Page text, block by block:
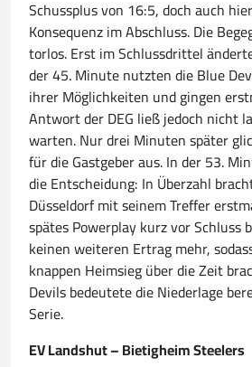
Schussplus von 16:5, doch auch
Konsequenz im Abschluss. Die
torlos. Erst im Schlussdrittel
der 45. Minute nutzten die Blue
ihrer Möglichkeiten und gingen
Antwort der DEG ließ jedoch nicht
warten. Nur drei Minuten später
für die Gastgeber aus. In der 53.
die Entscheidung: In Überzahl
Düsseldorf mit seinem Treffer
spätes Powerplay kurz vor Schluss
keinen weiteren Ertrag mehr,
knappen Heimsieg über die Zeit
Devils bedeutete die Niederlage
Serie.
EV Landshut – Bietigheim Steelers